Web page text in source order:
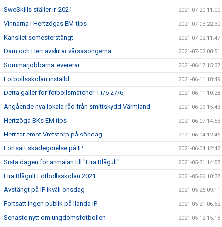
SweSkills ställer in 2021 2021-07-20 11:00
Vinnarna i Hertzögas EM-tips 2021-07-03 22:30
Kansliet semesterstängt 2021-07-02 11:47
Dam och Herr avslutar vårsäsongerna 2021-07-02 08:51
Sommarjobbarna levererar 2021-06-17 15:37
Fotbollsskolan inställd 2021-06-11 18:49
Detta gäller för fotbollsmatcher 11/6-27/6 2021-06-11 10:28
Angående nya lokala råd från smittskydd Värmland 2021-06-09 15:43
Hertzöga BKs EM-tips 2021-06-07 14:53
Herr tar emot Vretstorp på söndag 2021-06-04 12:46
Fortsatt skadegörelse på IP 2021-06-04 12:42
Sista dagen för anmälan till "Lira Blågult" 2021-05-31 14:57
Lira Blågult Fotbollsskolan 2021 2021-05-26 10:37
Avstängt på IP ikväll onsdag 2021-05-26 09:11
Fortsatt ingen publik på Ilanda IP 2021-05-21 06:52
Senaste nytt om ungdomsfotbollen 2021-05-12 15:15